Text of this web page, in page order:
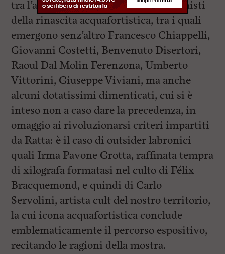
tra l’astro fattoriano e alcuni protagonisti
della rinascita acquafortistica, tra i quali
emergono senz’altro Francesco Chiappelli,
Giovanni Costetti, Benvenuto Disertori,
Raoul Dal Molin Ferenzona, Umberto
Vittorini, Giuseppe Viviani, ma anche
alcuni dotatissimi dimenticati, cui si è
inteso non a caso dare la precedenza, in
omaggio ai rivoluzionarsi criteri impartiti
da Ratta: è il caso di outsider labronici
quali Irma Pavone Grotta, raffinata tempra
di xilografa formatasi nel culto di Félix
Bracquemond, e quindi di Carlo
Servolini, artista cult del nostro territorio,
la cui icona acquafortistica conclude
emblematicamente il percorso espositivo,
recitando le ragioni della mostra.